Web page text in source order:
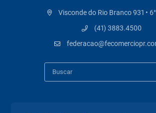
Visconde do Rio Branco 931 •
(41) 3883.4500